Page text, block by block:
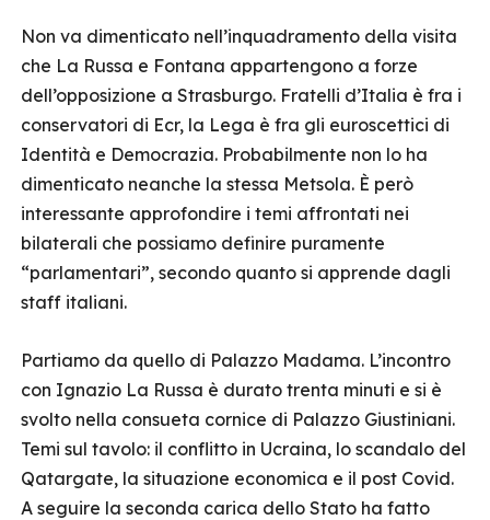
Non va dimenticato nell’inquadramento della visita
che La Russa e Fontana appartengono a forze
dell’opposizione a Strasburgo. Fratelli d’Italia è fra i
conservatori di Ecr, la Lega è fra gli euroscettici di
Identità e Democrazia. Probabilmente non lo ha
dimenticato neanche la stessa Metsola. È però
interessante approfondire i temi affrontati nei
bilaterali che possiamo definire puramente
“parlamentari”, secondo quanto si apprende dagli
staff italiani.
Partiamo da quello di Palazzo Madama. L’incontro
con Ignazio La Russa è durato trenta minuti e si è
svolto nella consueta cornice di Palazzo Giustiniani.
Temi sul tavolo: il conflitto in Ucraina, lo scandalo del
Qatargate, la situazione economica e il post Covid.
A seguire la seconda carica dello Stato ha fatto